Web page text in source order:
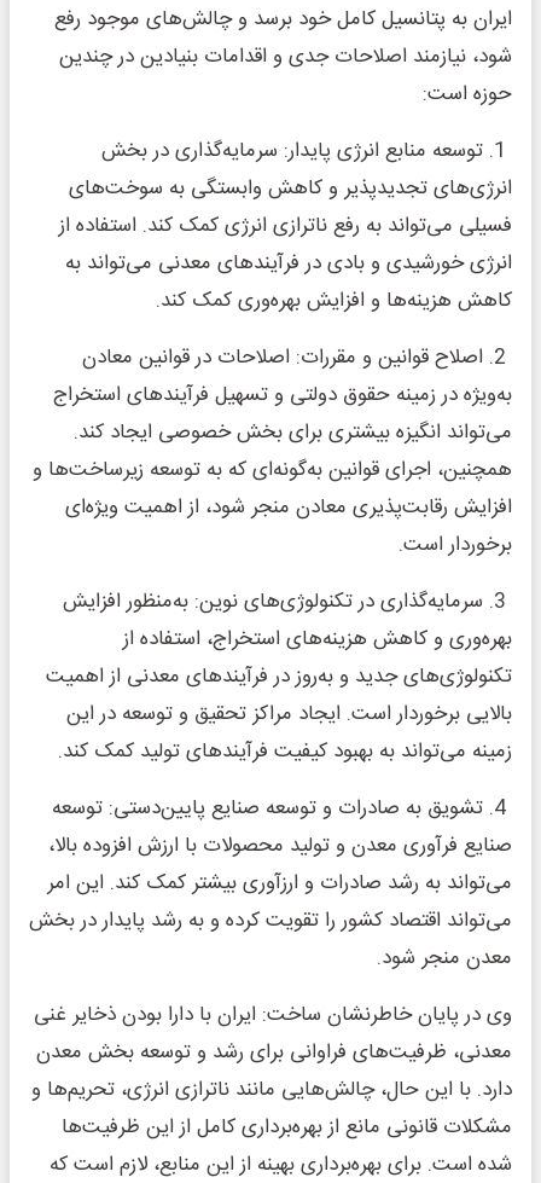
ایران به پتانسیل کامل خود برسد و چالش‌های موجود رفع
شود، نیازمند اصلاحات جدی و اقدامات بنیادین در چندین
حوزه است:
1. توسعه منابع انرژی پایدار: سرمایه‌گذاری در بخش
انرژی‌های تجدیدپذیر و کاهش وابستگی به سوخت‌های
فسیلی می‌تواند به رفع ناترازی انرژی کمک کند. استفاده از
انرژی خورشیدی و بادی در فرآیندهای معدنی می‌تواند به
کاهش هزینه‌ها و افزایش بهره‌وری کمک کند.
2. اصلاح قوانین و مقررات: اصلاحات در قوانین معادن
به‌ویژه در زمینه حقوق دولتی و تسهیل فرآیندهای استخراج
می‌تواند انگیزه بیشتری برای بخش خصوصی ایجاد کند.
همچنین، اجرای قوانین به‌گونه‌ای که به توسعه زیرساخت‌ها و
افزایش رقابت‌پذیری معادن منجر شود، از اهمیت ویژه‌ای
برخوردار است.
3. سرمایه‌گذاری در تکنولوژی‌های نوین: به‌منظور افزایش
بهره‌وری و کاهش هزینه‌های استخراج، استفاده از
تکنولوژی‌های جدید و به‌روز در فرآیندهای معدنی از اهمیت
بالایی برخوردار است. ایجاد مراکز تحقیق و توسعه در این
زمینه می‌تواند به بهبود کیفیت فرآیندهای تولید کمک کند.
4. تشویق به صادرات و توسعه صنایع پایین‌دستی: توسعه
صنایع فرآوری معدن و تولید محصولات با ارزش افزوده بالا،
می‌تواند به رشد صادرات و ارزآوری بیشتر کمک کند. این امر
می‌تواند اقتصاد کشور را تقویت کرده و به رشد پایدار در بخش
معدن منجر شود.
وی در پایان خاطرنشان ساخت: ایران با دارا بودن ذخایر غنی
معدنی، ظرفیت‌های فراوانی برای رشد و توسعه بخش معدن
دارد. با این حال، چالش‌هایی مانند ناترازی انرژی، تحریم‌ها و
مشکلات قانونی مانع از بهره‌برداری کامل از این ظرفیت‌ها
شده است. برای بهره‌برداری بهینه از این منابع، لازم است که